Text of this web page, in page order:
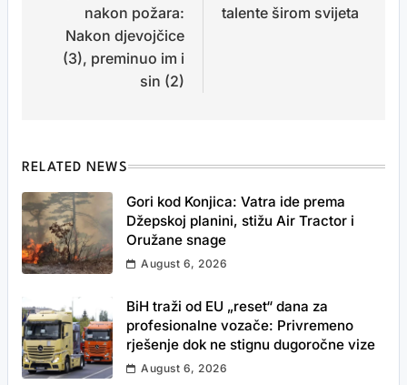
nakon požara:
Nakon djevojčice
(3), preminuo im i
sin (2)
talente širom svijeta
RELATED NEWS
Gori kod Konjica: Vatra ide prema
Džepskoj planini, stižu Air Tractor i
Oružane snage
August 6, 2026
BiH traži od EU „reset“ dana za
profesionalne vozače: Privremeno
rješenje dok ne stignu dugoročne vize
August 6, 2026